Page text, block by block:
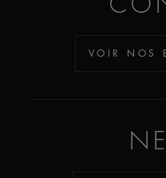
VOIR NOS